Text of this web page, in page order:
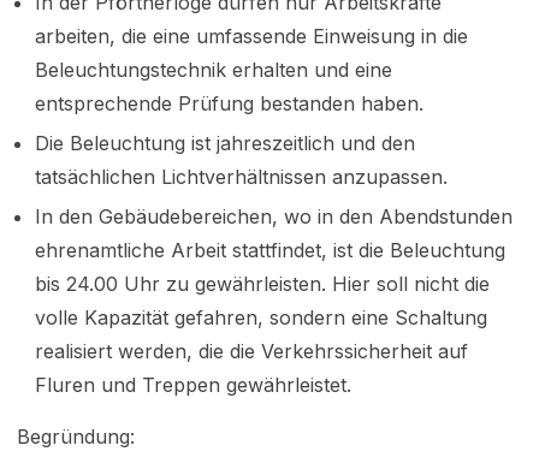
arbeiten, die eine umfassende Einweisung in die
Beleuchtungstechnik erhalten und eine
entsprechende Prüfung bestanden haben.
Die Beleuchtung ist jahreszeitlich und den
tatsächlichen Lichtverhältnissen anzupassen.
In den Gebäudebereichen, wo in den Abendstunden
ehrenamtliche Arbeit stattfindet, ist die Beleuchtung
bis 24.00 Uhr zu gewährleisten. Hier soll nicht die
volle Kapazität gefahren, sondern eine Schaltung
realisiert werden, die die Verkehrssicherheit auf
Fluren und Treppen gewährleistet.
Begründung: